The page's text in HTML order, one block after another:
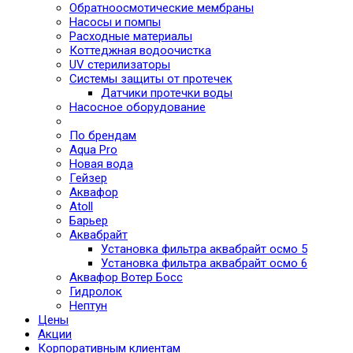
Обратноосмотические мембраны
Насосы и помпы
Расходные материалы
Коттеджная водоочистка
UV стерилизаторы
Системы защиты от протечек
Датчики протечки воды
Насосное оборудование
По брендам
Aqua Pro
Новая вода
Гейзер
Аквафор
Atoll
Барьер
Аквабрайт
Установка фильтра аквабрайт осмо 5
Установка фильтра аквабрайт осмо 6
Аквафор Вотер Босс
Гидролок
Нептун
Цены
Акции
Корпоративным клиентам